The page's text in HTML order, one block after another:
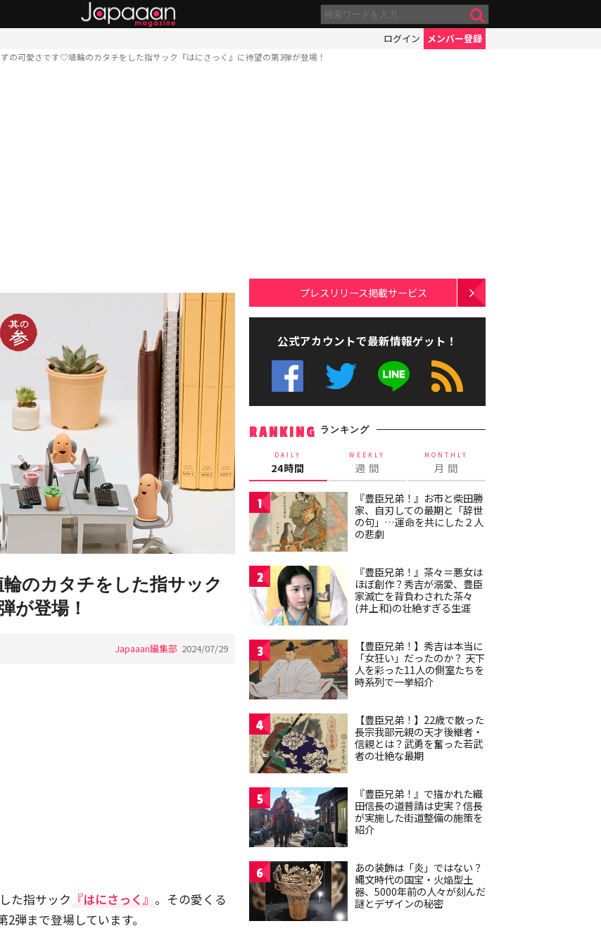
ログイン メンバー登録
の可愛さです♡埴輪のカタチをした指サック『はにさっく』に待望の第3弾が登場！
のカタチをした指サック
が登場！
Japaaan編集部 2024/07/29
た指サック 『はにさっく』 。その愛くる
弾まで登場しています。
プレスリリース掲載サービス
公式アカウントで最新情報ゲット！
RANKING ランキング
DAILY
24時間
WEEKLY
週 間
MONTHLY
月 間
1
『豊臣兄弟！』お市と柴田勝
家、自刃しての最期と「辞世
の句」…運命を共にした２人
の悲劇
2
『豊臣兄弟！』茶々＝悪女は
ほぼ創作？秀吉が溺愛、豊臣
家滅亡を背負わされた茶々
(井上和)の壮絶すぎる生涯
3
【豊臣兄弟！】秀吉は本当に
「女狂い」だったのか？ 天下
人を彩った11人の側室たちを
時系列で一挙紹介
4
【豊臣兄弟！】22歳で散った
長宗我部元親の天才後継者・
信親とは？武勇を奮った若武
者の壮絶な最期
5
『豊臣兄弟！』で描かれた織
田信長の道普請は史実？信長
が実施した街道整備の施策を
紹介
6
あの装飾は「炎」ではない？
縄文時代の国宝・火焔型土
器、5000年前の人々が刻んだ
謎とデザインの秘密